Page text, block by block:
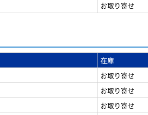
お取り寄せ
在庫
お取り寄せ
お取り寄せ
お取り寄せ